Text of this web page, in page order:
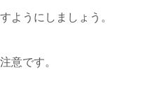
ようにしましょう。
意です。